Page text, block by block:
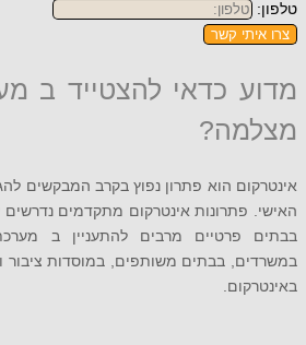
קשר
כדאי להצטייד ב
הוא פתרון נפוץ בקרב המבקשים להגן על
אינטרקום מתקדמים נדרשים על ידי
פרטיים מרבים להתעניין ב מערכת
בבתים משותפים, במוסדות ציבור ובבתי